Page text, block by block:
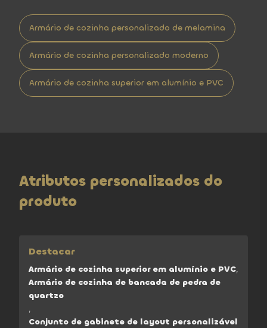
Armário de cozinha personalizado de melamina
Armário de cozinha personalizado moderno
Armário de cozinha superior em alumínio e PVC
Atributos personalizados do
produto
Destacar
Armário de cozinha superior em alumínio e PVC,
Armário de cozinha de bancada de pedra de
quartzo
,
Conjunto de gabinete de layout personalizável